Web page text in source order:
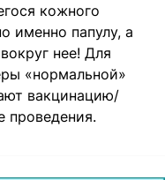
кожного
именно папулу, а
нее! Для
«нормальной»
вакцинацию/
проведения.